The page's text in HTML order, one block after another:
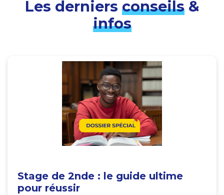
Les derniers conseils&
infos
Stage de 2nde : le guide ultime
pour réussir